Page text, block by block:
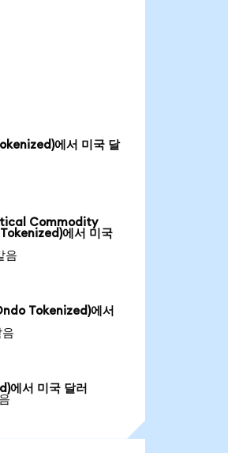
에서 미국 달
Commodity
에서 미국
음
Tokenized)에서
에서 미국 달러